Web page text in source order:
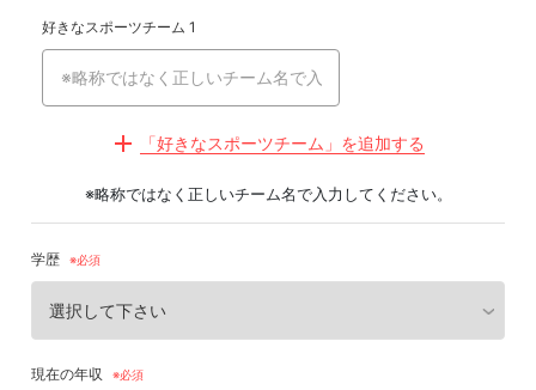
好きなスポーツチーム 1
「好きなスポーツチーム」を追加する
※略称ではなく正しいチーム名で入力してください。
学歴
現在の年収